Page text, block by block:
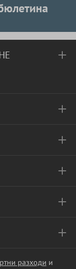
разходи и